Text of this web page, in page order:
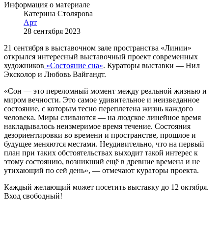
Информация о материале
Катерина Столярова
Арт
28 сентября 2023
21 сентября в выставочном зале пространства «Линии»
открылся интересный выставочный проект современных
художников «Состояние сна». Кураторы выставки — Нил
Эксколор и Любовь Вайгандт.
«Сон — это переломный момент между реальной жизнью и
миром вечности. Это самое удивительное и неизведанное
состояние, с которым тесно переплетена жизнь каждого
человека. Миры сливаются — на людское линейное время
накладывалось неизмеримое время течение. Состояния
дезориентировки во времени и пространстве, прошлое и
будущее меняются местами. Неудивительно, что на первый
план при таких обстоятельствах выходит такой интерес к
этому состоянию, возникший ещё в древние времена и не
утихающий по сей день», — отмечают кураторы проекта.
Каждый желающий может посетить выставку до 12 октября.
Вход свободный!